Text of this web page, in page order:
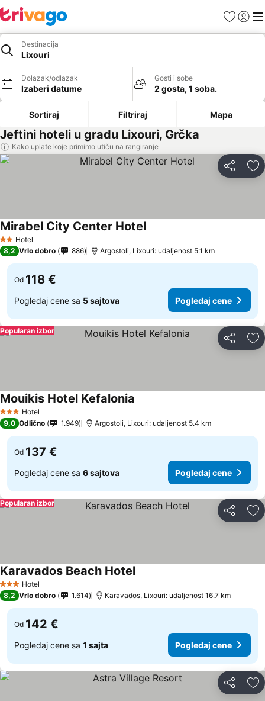
FavoritiPrijavi
Destinacija
Lixouri
Dolazak/odlazak
Izaberi datume
Gosti i sobe
2 gosta, 1 soba.
Sortiraj Filtriraj Mapa
Jeftini hoteli u gradu Lixouri, Grčka
Kako uplate koje primimo utiču na rangiranje
Deli
2 Zvezdice
Hotel
Mirabel City Center Hotel
8,2 Vrlo dobro 886 Argostoli, Lixouri: udaljenost 5.1 km
Od 118 €
Pogledaj cene sa 5 sajtova Pogledaj cene
Deli
Popularan izbor
3 Zvezdice
Hotel
Mouikis Hotel Kefalonia
9,0 Odlično 1.949 Argostoli, Lixouri: udaljenost 5.4 km
Od 137 €
Pogledaj cene sa 6 sajtova Pogledaj cene
Deli
Popularan izbor
3 Zvezdice
Hotel
Karavados Beach Hotel
8,2 Vrlo dobro 1.614 Karavados, Lixouri: udaljenost 16.7 km
Od 142 €
Pogledaj cene sa 1 sajta Pogledaj cene
Deli